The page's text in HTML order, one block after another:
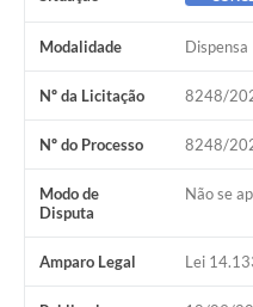
Carta de Serviços
Notícias
Projetos
Links
Modalidade Dispensa
Nº da Licitação 8248/
Nº do Processo 8248/
Modo de
Disputa
Não se
Amparo Legal Lei